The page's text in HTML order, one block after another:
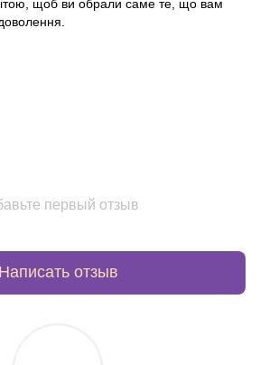
щоб ви обрали саме те, що вам
первый отзыв
Написать отзыв